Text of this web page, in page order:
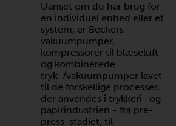
Uanset om du har brug for
en individuel enhed eller et
system, er Beckers
vakuumpumper,
kompressorer til blæseluft
og kombinerede
tryk-/vakuumpumper lavet
til de forskellige processer,
der anvendes i trykkeri- og
papirindustrien - fra pre-
press-stadiet, til